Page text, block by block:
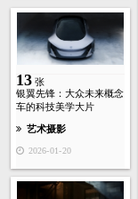
13 张
银翼先锋：大众未来概念
车的科技美学大片
艺术摄影
2026-01-20